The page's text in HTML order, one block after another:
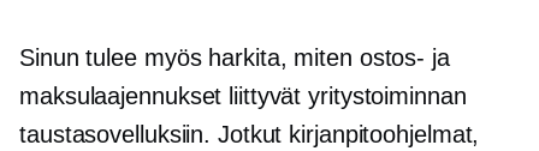
Sinun tulee myös harkita, miten ostos- ja
maksulaajennukset liittyvät yritystoiminnan
taustasovelluksiin. Jotkut kirjanpitoohjelmat,